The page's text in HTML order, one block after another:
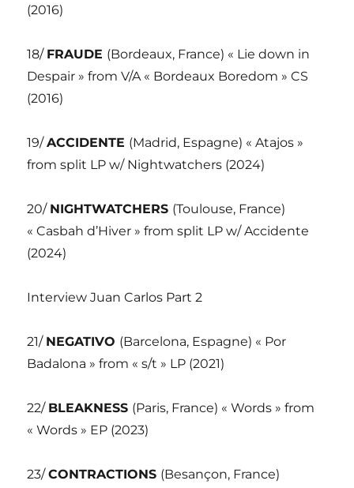
(2016)
18/ FRAUDE (Bordeaux, France) « Lie down in
Despair » from V/A « Bordeaux Boredom » CS
(2016)
19/ACCIDENTE (Madrid, Espagne) « Atajos »
from split LP w/ Nightwatchers (2024)
20/ NIGHTWATCHERS (Toulouse, France)
« Casbah d’Hiver » from split LP w/ Accidente
(2024)
Interview Juan Carlos Part 2
21/ NEGATIVO (Barcelona, Espagne) « Por
Badalona » from « s/t » LP (2021)
22/ BLEAKNESS (Paris, France) « Words » from
« Words » EP (2023)
23/CONTRACTIONS (Besançon, France)